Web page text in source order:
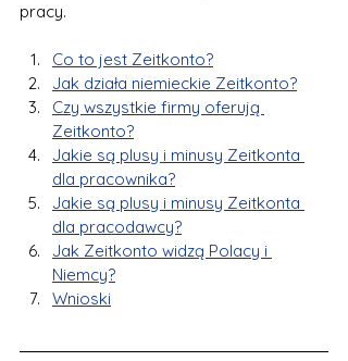
pracy.
Co to jest Zeitkonto?
Jak działa niemieckie Zeitkonto?
Czy wszystkie firmy oferują
Zeitkonto?
Jakie są plusy i minusy Zeitkonta
dla pracownika?
Jakie są plusy i minusy Zeitkonta
dla pracodawcy?
Jak Zeitkonto widzą Polacy i
Niemcy?
Wnioski